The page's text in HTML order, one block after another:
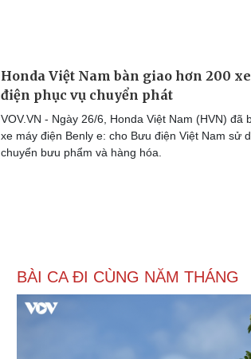
Honda Việt Nam bàn giao hơn 200
điện phục vụ chuyển phát
VOV.VN - Ngày 26/6, Honda Việt Nam (HVN) đã
xe máy điện Benly e: cho Bưu điện Việt Nam sử
chuyển bưu phẩm và hàng hóa.
BÀI CA ĐI CÙNG NĂM THÁNG